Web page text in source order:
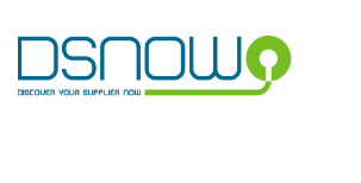
to
content